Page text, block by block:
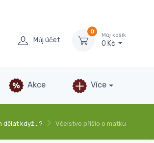
Můj účet
0
Můj košík
0 Kč
Akce Více
dělat když…? Včelstvo přišlo o matku